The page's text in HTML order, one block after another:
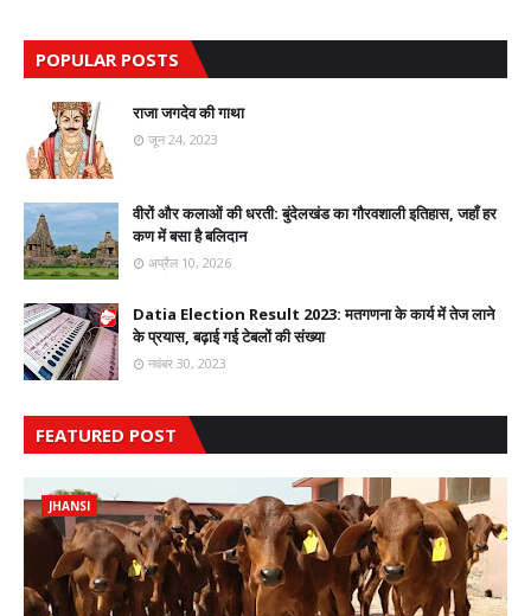
POPULAR POSTS
राजा जगदेव की गाथा
जून 24, 2023
वीरों और कलाओं की धरती: बुंदेलखंड का गौरवशाली इतिहास, जहाँ हर
कण में बसा है बलिदान
अप्रैल 10, 2026
Datia Election Result 2023: मतगणना के कार्य में तेज लाने
के प्रयास, बढ़ाई गई टेबलों की संख्या
नवंबर 30, 2023
FEATURED POST
JHANSI